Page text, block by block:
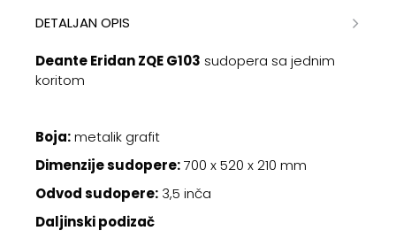
DETALJAN OPIS
Deante Eridan ZQE G103 sudopera sa jednim
koritom
Boja:metalik grafit
Dimenzije sudopere:700 x 520 x 210 mm
Odvod sudopere: 3,5 inča
Daljinski podizač